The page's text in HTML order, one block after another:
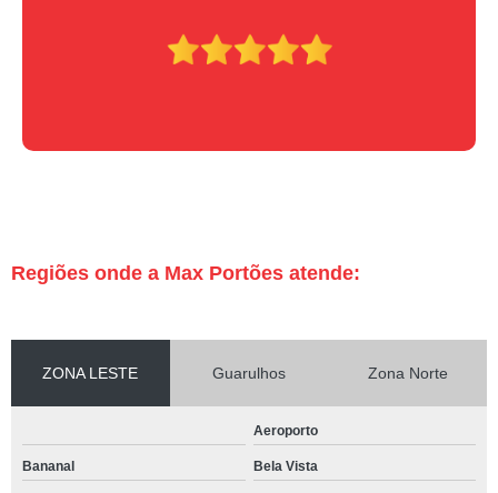
Regiões onde a Max Portões atende:
ZONA LESTE Guarulhos Zona Norte
Aeroporto
Bananal Bela Vista